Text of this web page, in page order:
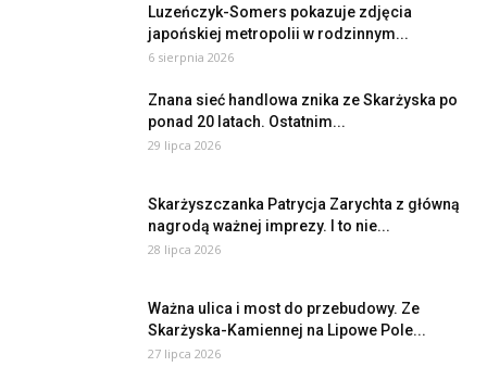
Luzeńczyk-Somers pokazuje zdjęcia
japońskiej metropolii w rodzinnym...
6 sierpnia 2026
Znana sieć handlowa znika ze Skarżyska po
ponad 20 latach. Ostatnim...
29 lipca 2026
Skarżyszczanka Patrycja Zarychta z główną
nagrodą ważnej imprezy. I to nie...
28 lipca 2026
Ważna ulica i most do przebudowy. Ze
Skarżyska-Kamiennej na Lipowe Pole...
27 lipca 2026